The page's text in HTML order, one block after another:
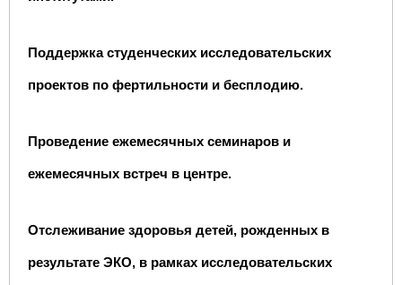
Поддержка студенческих исследовательских
проектов по фертильности и бесплодию.
Проведение ежемесячных семинаров и
ежемесячных встреч в центре.
Отслеживание здоровья детей, рожденных в
результате ЭКО, в рамках исследовательских